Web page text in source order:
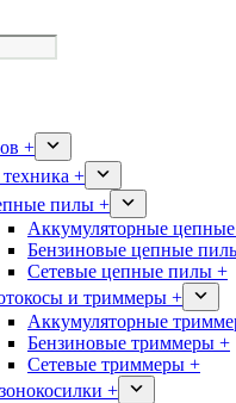
+
+
пилы +
Аккумуляторные
Бензиновые цепные
Сетевые цепные пилы +
и триммеры +
Аккумуляторные
Бензиновые триммеры +
Сетевые триммеры +
+